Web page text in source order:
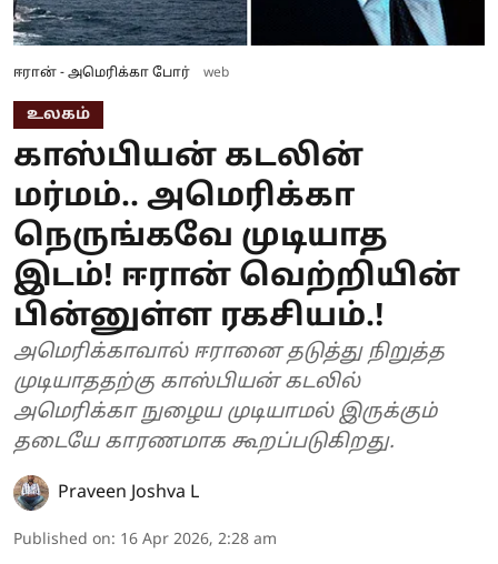
ஈரான் - அமெரிக்கா போர் web
உலகம்
காஸ்பியன் கடலின்
மர்மம்.. அமெரிக்கா
நெருங்கவே முடியாத
இடம்! ஈரான் வெற்றியின்
பின்னுள்ள ரகசியம்.!
அமெரிக்காவால் ஈரானை தடுத்து நிறுத்த
முடியாததற்கு காஸ்பியன் கடலில்
அமெரிக்கா நுழைய முடியாமல் இருக்கும்
தடையே காரணமாக கூறப்படுகிறது.
Praveen Joshva L
Published on: 16 Apr 2026, 2:28 am